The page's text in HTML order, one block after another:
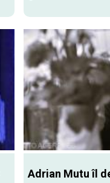
Adrian Mutu îl